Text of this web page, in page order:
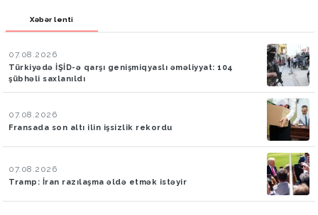
Xəbər lenti
07.08.2026
Türkiyədə İŞİD-ə qarşı genişmiqyaslı əməliyyat: 104
şübhəli saxlanıldı
07.08.2026
Fransada son altı ilin işsizlik rekordu
07.08.2026
Tramp: İran razılaşma əldə etmək istəyir